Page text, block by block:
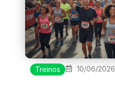
Treinos 10/06/2026